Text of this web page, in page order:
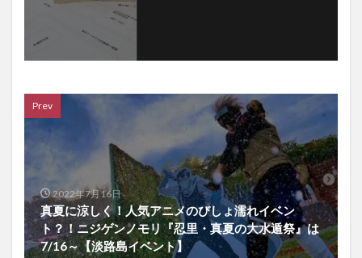
Prev
2022年7月16日
真夏に涼しく！人気アニメのびしょ濡れイベン
ト？！ニジゲンノモリ『忍里・真夏の大水遁祭』は
7/16～【淡路島イベント】